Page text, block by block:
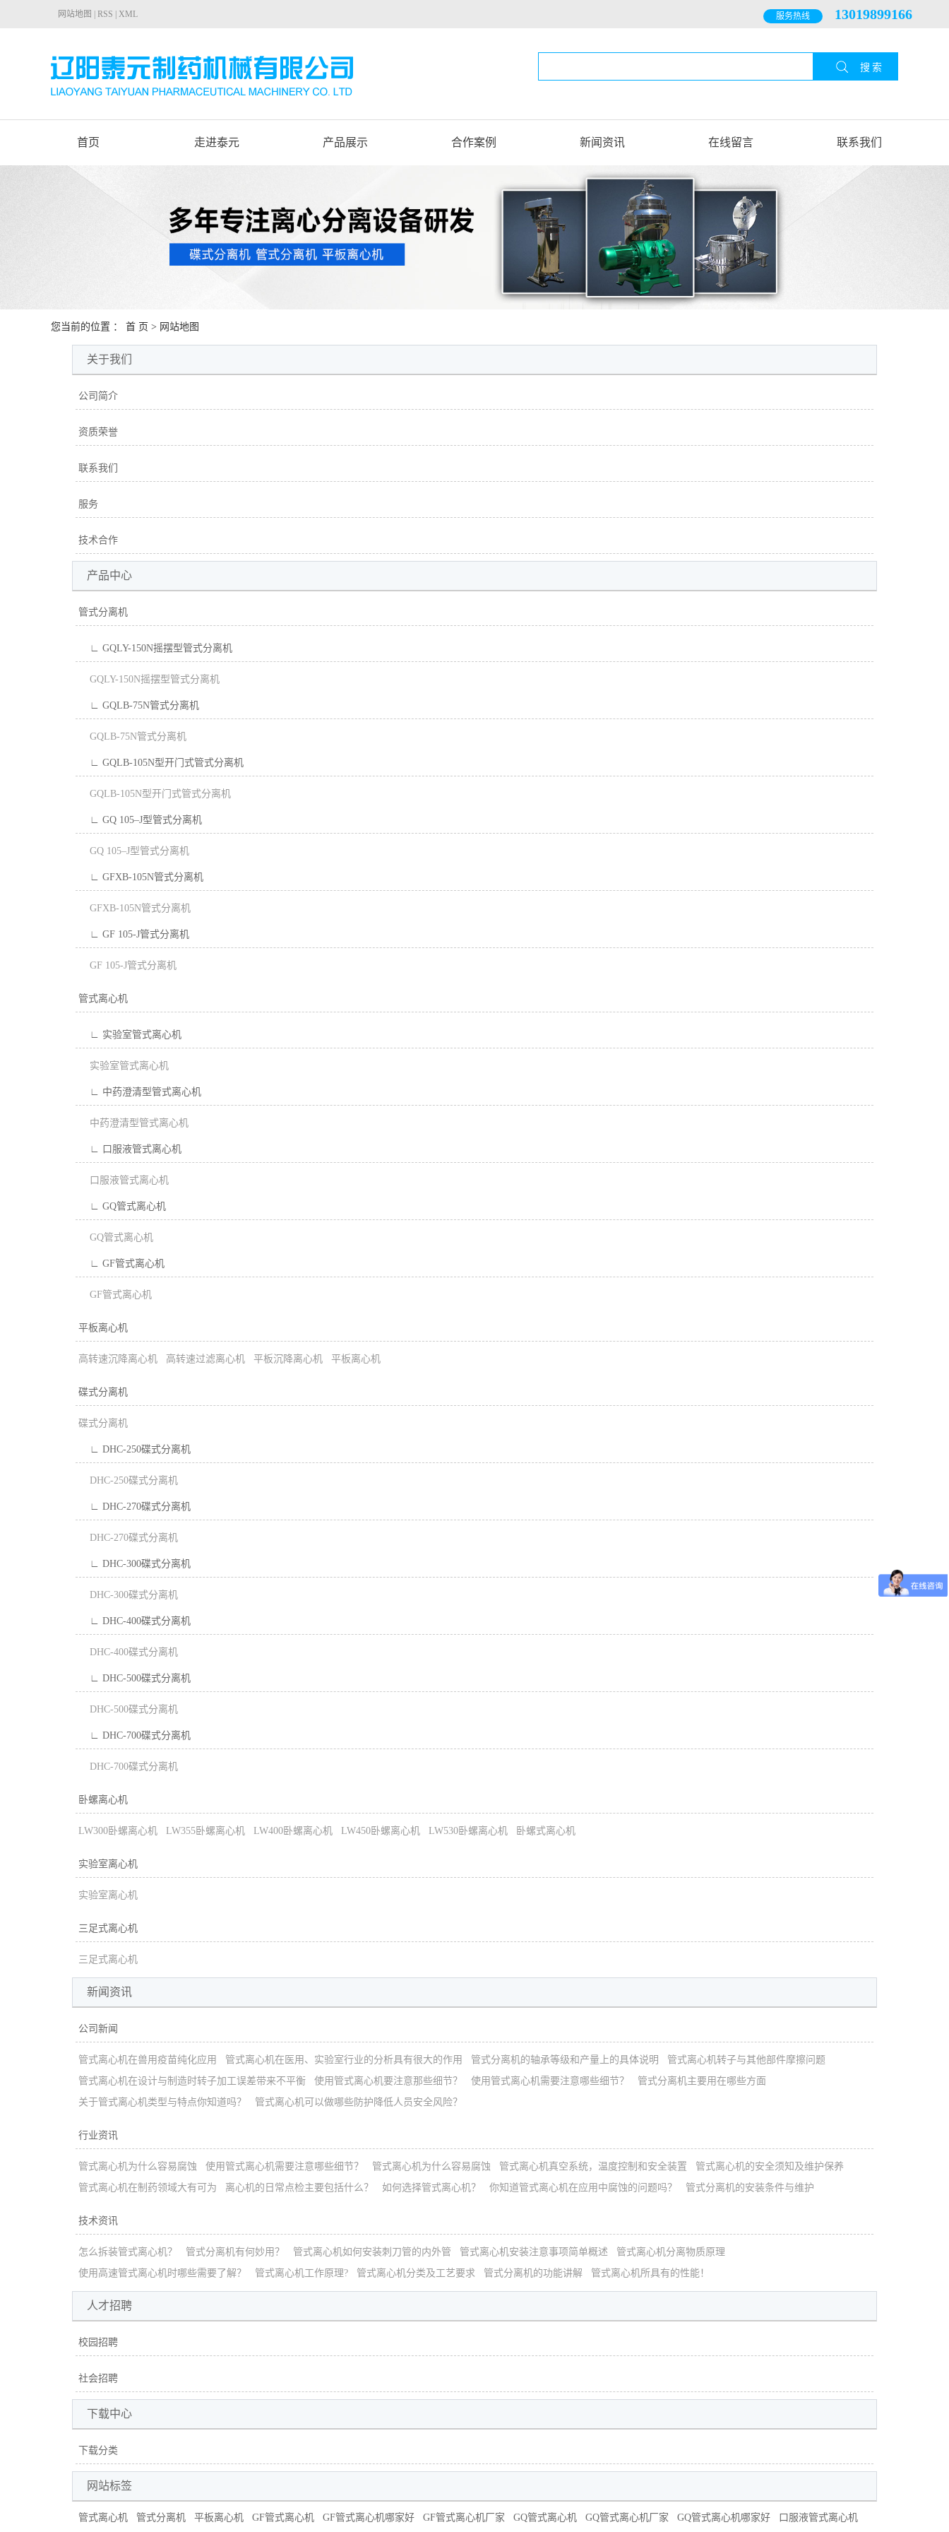
网站地图 RSS XML 服务热线 13019899166
首页 走进泰元 产品展示 合作案例 新闻资讯 在线留言 联系我们
您当前的位置 ： 首 页 > 网站地图
关于我们
公司简介
资质荣誉
联系我们
服务
技术合作
产品中心
管式分离机
∟ GQLY-150N摇摆型管式分离机
GQLY-150N摇摆型管式分离机
∟ GQLB-75N管式分离机
GQLB-75N管式分离机
∟ GQLB-105N型开门式管式分离机
GQLB-105N型开门式管式分离机
∟ GQ 105–J型管式分离机
GQ 105–J型管式分离机
∟ GFXB-105N管式分离机
GFXB-105N管式分离机
∟ GF 105-J管式分离机
GF 105-J管式分离机
管式离心机
∟ 实验室管式离心机
实验室管式离心机
∟ 中药澄清型管式离心机
中药澄清型管式离心机
∟ 口服液管式离心机
口服液管式离心机
∟ GQ管式离心机
GQ管式离心机
∟ GF管式离心机
GF管式离心机
平板离心机
高转速沉降离心机 高转速过滤离心机 平板沉降离心机 平板离心机
碟式分离机
碟式分离机
∟ DHC-250碟式分离机
DHC-250碟式分离机
∟ DHC-270碟式分离机
DHC-270碟式分离机
∟ DHC-300碟式分离机
DHC-300碟式分离机
∟ DHC-400碟式分离机
DHC-400碟式分离机
∟ DHC-500碟式分离机
DHC-500碟式分离机
∟ DHC-700碟式分离机
DHC-700碟式分离机
卧螺离心机
LW300卧螺离心机 LW355卧螺离心机 LW400卧螺离心机 LW450卧螺离心机 LW530卧螺离心机 卧螺式离心机
实验室离心机
实验室离心机
三足式离心机
三足式离心机
新闻资讯
公司新闻
管式离心机在兽用疫苗纯化应用 管式离心机在医用、实验室行业的分析具有很大的作用 管式分离机的轴承等级和产量上的具体说明
管式离心机转子与其他部件摩擦问题
管式离心机在设计与制造时转子加工误差带来不平衡
使用管式离心机要注意那些细节？ 使用管式离心机需要注意哪些细节？
管式分离机主要用在哪些方面
关于管式离心机类型与特点你知道吗？
管式离心机可以做哪些防护降低人员安全风险？
行业资讯
管式离心机为什么容易腐蚀 使用管式离心机需要注意哪些细节？ 管式离心机为什么容易腐蚀 管式离心机真空系统，温度控制和安全装置
管式离心机的安全须知及维护保养
管式离心机在制药领域大有可为
离心机的日常点检主要包括什么？ 如何选择管式离心机？ 你知道管式离心机在应用中腐蚀的问题吗？ 管式分离机的安装条件与维护
技术资讯
怎么拆装管式离心机？ 管式分离机有何妙用？ 管式离心机如何安装刺刀管的内外管 管式离心机安装注意事项简单概述
管式离心机分离物质原理
使用高速管式离心机时哪些需要了解？
管式离心机工作原理? 管式离心机分类及工艺要求 管式分离机的功能讲解 管式离心机所具有的性能！
人才招聘
校园招聘
社会招聘
下载中心
下载分类
网站标签
管式离心机 管式分离机 平板离心机 GF管式离心机 GF管式离心机哪家好 GF管式离心机厂家 GQ管式离心机 GQ管式离心机厂家 GQ管式离心机哪家好 口服液管式离心机